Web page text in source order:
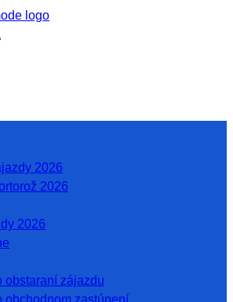
2026
2026
2026
obstaraní zájazdu
obchodnom zastúpení